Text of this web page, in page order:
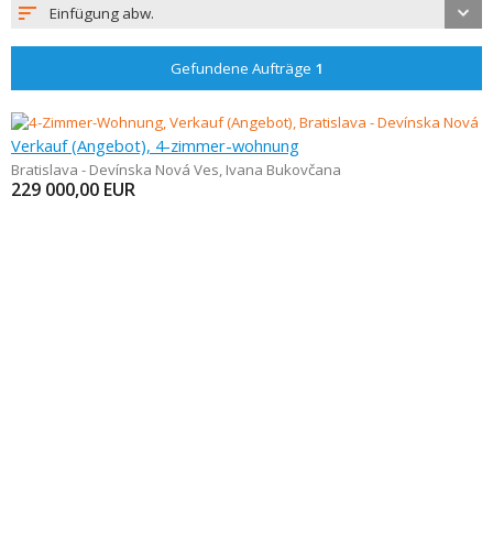
Einfügung abw.
Gefundene Aufträge 1
Verkauf (Angebot), 4-zimmer-wohnung
Bratislava - Devínska Nová Ves, Ivana Bukovčana
229 000,00 EUR